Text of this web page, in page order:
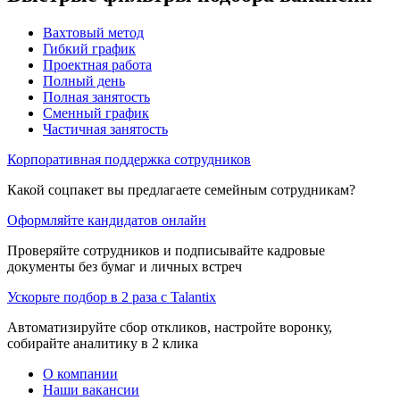
Вахтовый метод
Гибкий график
Проектная работа
Полный день
Полная занятость
Сменный график
Частичная занятость
Корпоративная поддержка сотрудников
Какой соцпакет вы предлагаете семейным сотрудникам?
Оформляйте кандидатов онлайн
Проверяйте сотрудников и подписывайте кадровые
документы без бумаг и личных встреч
Ускорьте подбор в 2 раза с Talantix
Автоматизируйте сбор откликов, настройте воронку,
собирайте аналитику в 2 клика
О компании
Наши вакансии